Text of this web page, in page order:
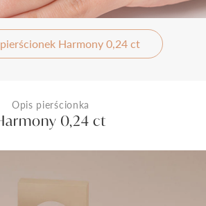
Harmony 0,24 ct
Opis pierścionka
0,24 ct